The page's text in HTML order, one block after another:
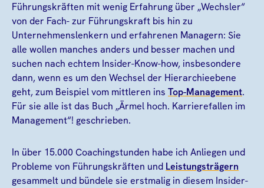
Führungskräften mit wenig Erfahrung über „Wechsler“
von der Fach- zur Führungskraft bis hin zu
Unternehmenslenkern und erfahrenen Managern: Sie
alle wollen manches anders und besser machen und
suchen nach echtem Insider-Know-how, insbesondere
dann, wenn es um den Wechsel der Hierarchieebene
geht, zum Beispiel vom mittleren ins Top-Management.
Für sie alle ist das Buch „Ärmel hoch. Karrierefallen im
Management“! geschrieben.
In über 15.000 Coachingstunden habe ich Anliegen und
Probleme von Führungskräften und Leistungsträgern
gesammelt und bündele sie erstmalig in diesem Insider-